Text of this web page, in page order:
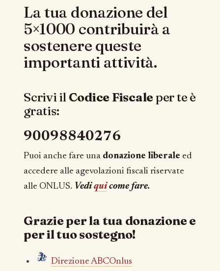
La tua donazione del
5×1000 contribuirà a
sostenere queste
importanti attività.
Scrivi il Codice Fiscale per te è
gratis:
90098840276
Puoi anche fare una donazione liberale ed
accedere alle agevolazioni fiscali riservate
alle ONLUS. Vedi qui come fare.
Grazie per la tua donazione e
per il tuo sostegno!
Direzione ABCOnlus